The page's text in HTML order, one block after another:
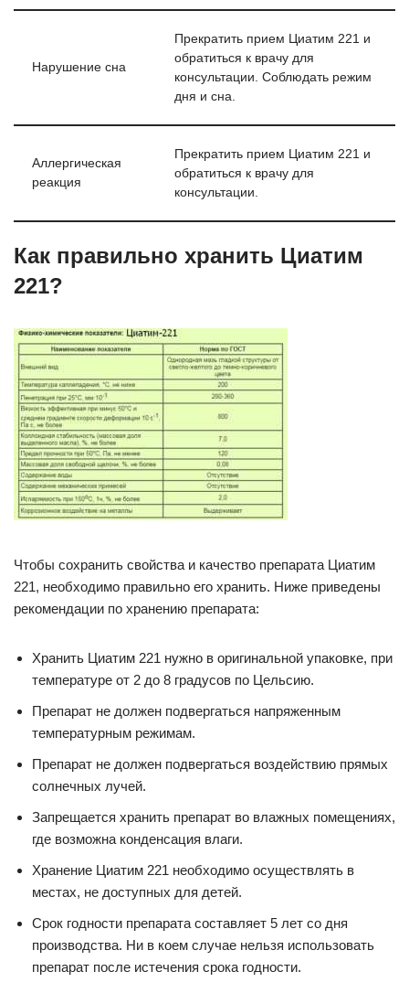
Нарушение сна
Прекратить прием Циатим 221 и
обратиться к врачу для
консультации. Соблюдать режим
дня и сна.
Аллергическая
реакция
Прекратить прием Циатим 221 и
обратиться к врачу для
консультации.
Как правильно хранить Циатим
221?
Чтобы сохранить свойства и качество препарата Циатим
221, необходимо правильно его хранить. Ниже приведены
рекомендации по хранению препарата:
Хранить Циатим 221 нужно в оригинальной упаковке, при
температуре от 2 до 8 градусов по Цельсию.
Препарат не должен подвергаться напряженным
температурным режимам.
Препарат не должен подвергаться воздействию прямых
солнечных лучей.
Запрещается хранить препарат во влажных помещениях,
где возможна конденсация влаги.
Хранение Циатим 221 необходимо осуществлять в
местах, не доступных для детей.
Срок годности препарата составляет 5 лет со дня
производства. Ни в коем случае нельзя использовать
препарат после истечения срока годности.